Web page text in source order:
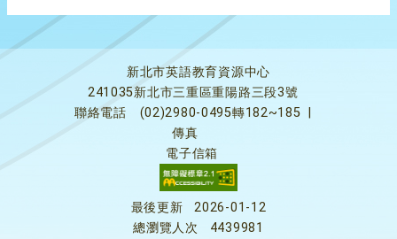
新北市英語教育資源中心
241035新北市三重區重陽路三段3號
聯絡電話
(02)2980-0495轉182~185
傳真
電子信箱
最後更新
2026-01-12
總瀏覽人次
4439981